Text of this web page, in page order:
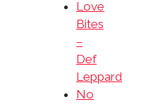
Love
Bites
–
Def
Leppard
No